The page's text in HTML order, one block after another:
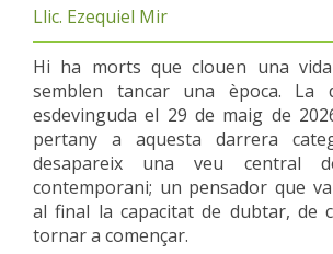
Llic. Ezequiel Mir
Hi ha morts que clouen una
semblen tancar una època. La
esdevinguda el 29 de maig de
pertany a aquesta darrera
desapareix una veu central
contemporani; un pensador que
al final la capacitat de dubtar, de
tornar a començar.